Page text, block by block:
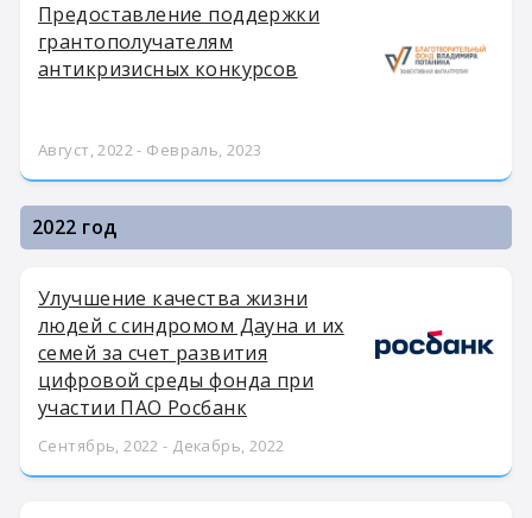
Предоставление поддержки
грантополучателям
антикризисных конкурсов
Август, 2022 - Февраль, 2023
2022 год
Улучшение качества жизни
людей с синдромом Дауна и их
семей за счет развития
цифровой среды фонда при
участии ПАО Росбанк
Сентябрь, 2022 - Декабрь, 2022